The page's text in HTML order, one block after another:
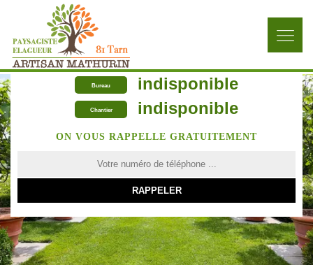
Bureau indisponible
Chantier indisponible
ON VOUS RAPPELLE GRATUITEMENT